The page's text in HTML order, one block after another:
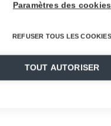
Paramètres des cookies
REFUSER TOUS LES COOKIES
TOUT AUTORISER